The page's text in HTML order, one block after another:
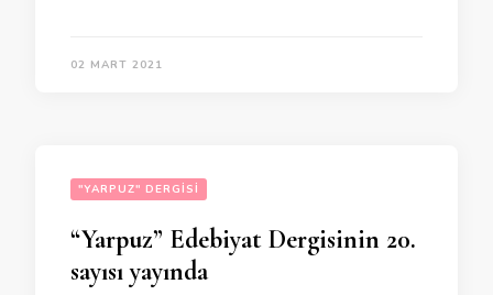
02 MART 2021
"YARPUZ" DERGISI
“Yarpuz” Edebiyat Dergisinin 20.
sayısı yayında